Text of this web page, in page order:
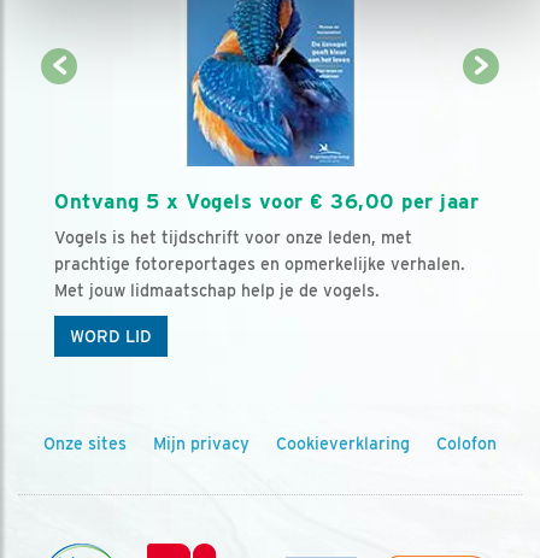
Ontvang 5 x Vogels voor € 36,00 per jaar
Vogels is het tijdschrift voor onze leden, met
prachtige fotoreportages en opmerkelijke verhalen.
Met jouw lidmaatschap help je de vogels.
WORD LID
Onze sites Mijn privacy Cookieverklaring Colofon